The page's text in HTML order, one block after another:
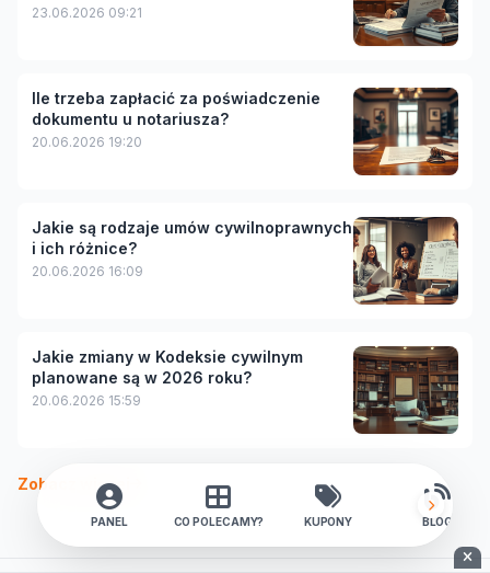
23.06.2026 09:21
Ile trzeba zapłacić za poświadczenie
dokumentu u notariusza?
20.06.2026 19:20
Jakie są rodzaje umów cywilnoprawnych
i ich różnice?
20.06.2026 16:09
Jakie zmiany w Kodeksie cywilnym
planowane są w 2026 roku?
20.06.2026 15:59
Zobacz więcej
PANEL CO POLECAMY? KUPONY BLOG